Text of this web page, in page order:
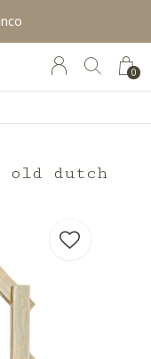
0
old dutch